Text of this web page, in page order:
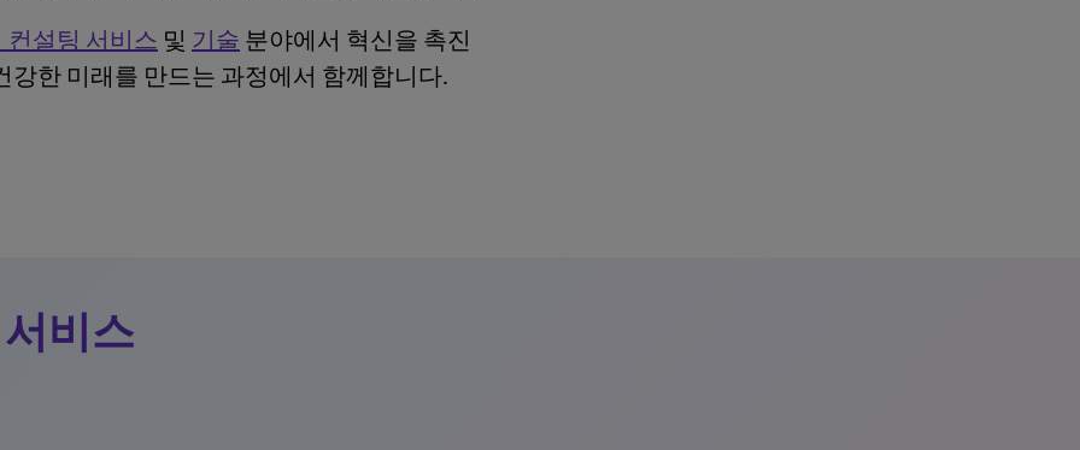
컨설팅 서비스 및 기술 분야에서 혁신을 촉진
한 미래를 만드는 과정에서 함께합니다.
비스